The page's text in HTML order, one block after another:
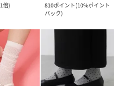
1倍)
810ポイント(10%ポイント
バック)